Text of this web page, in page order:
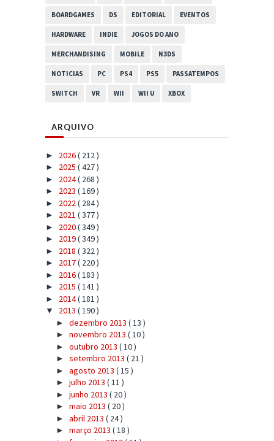
BOARDGAMES DS EDITORIAL EVENTOS
HARDWARE INDIE JOGOS DO ANO
MERCHANDISING MOBILE N3DS
NOTICIAS PC PS4 PS5 PASSATEMPOS
SWITCH VR WII WII U XBOX
ARQUIVO
► 2026( 212 )
► 2025 ( 427 )
► 2024( 268 )
► 2023 ( 169 )
► 2022 ( 284 )
► 2021 ( 377 )
► 2020( 349 )
► 2019( 349 )
► 2018 ( 322 )
► 2017( 220 )
► 2016( 183 )
► 2015 ( 141 )
► 2014( 181 )
▼ 2013 ( 190 )
► dezembro 2013 ( 13 )
► novembro 2013 ( 10 )
► outubro 2013 ( 10 )
► setembro 2013 ( 21 )
► agosto 2013 ( 15 )
► julho 2013 ( 11 )
► junho 2013 ( 20 )
► maio 2013 ( 20 )
► abril 2013 ( 24 )
► março 2013 ( 18 )